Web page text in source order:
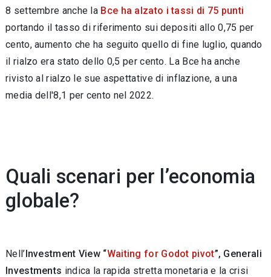
8 settembre anche la Bce ha alzato i tassi di 75 punti
portando il tasso di riferimento sui depositi allo 0,75 per
cento, aumento che ha seguito quello di fine luglio, quando
il rialzo era stato dello 0,5 per cento. La Bce ha anche
rivisto al rialzo le sue aspettative di inflazione, a una
media dell′8,1 per cento nel 2022.
Quali scenari per l’economia
globale?
Nell’Investment View “Waiting for Godot pivot”, Generali
Investments indica la rapida stretta monetaria e la crisi